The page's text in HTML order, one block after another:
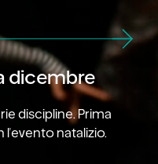
dicembre
discipline. Prima
l'evento natalizio.